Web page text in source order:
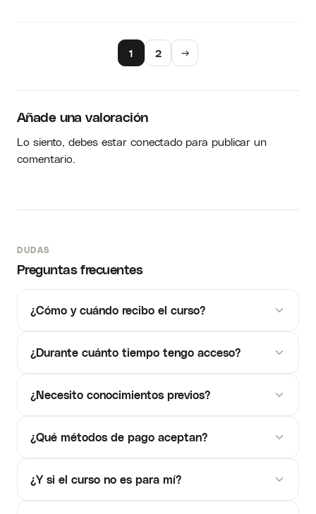
1 2 →
Añade una valoración
Lo siento, debes estarconectadopara publicar un
comentario.
DUDAS
Preguntas frecuentes
¿Cómo y cuándo recibo el curso?
¿Durante cuánto tiempo tengo acceso?
¿Necesito conocimientos previos?
¿Qué métodos de pago aceptan?
¿Y si el curso no es para mí?